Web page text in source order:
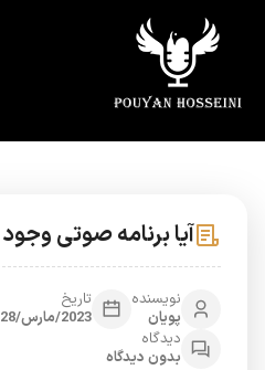
آیا برنامه صوتی وجود
نویسنده
پویان
تاریخ
2023/مارس/28
دیدگاه
بدون دیدگاه